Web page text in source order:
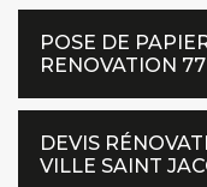
POSE DE
RENOVATION 77
DEVIS
VILLE SAINT